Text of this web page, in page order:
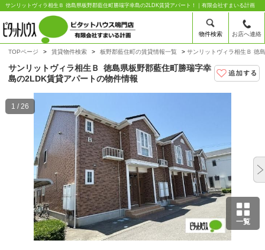
物件検索 お店へ連絡
サンリットヴィラ相生Ｂ 徳島県板野郡藍住町勝瑞字幸島の2LDK賃貸アパート！｜有限会社すまいる計画
TOPページ 賃貸物件検索 板野郡藍住町の賃貸情報一覧 サンリットヴィラ相生Ｂ 徳
サンリットヴィラ相生Ｂ
徳島県板野郡藍住町勝瑞字幸
島の2LDK賃貸アパートの物件情報
一覧
1 / 26